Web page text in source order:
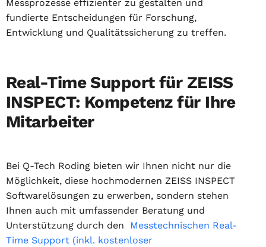
Messprozesse effizienter zu gestalten und
fundierte Entscheidungen für Forschung,
Entwicklung und Qualitätssicherung zu treffen.
Real-Time Support für ZEISS
INSPECT: Kompetenz für Ihre
Mitarbeiter
Bei Q-Tech Roding bieten wir Ihnen nicht nur die
Möglichkeit, diese hochmodernen ZEISS INSPECT
Softwarelösungen zu erwerben, sondern stehen
Ihnen auch mit umfassender Beratung und
Unterstützung durch den
Messtechnischen Real-
Time Support (inkl. kostenloser